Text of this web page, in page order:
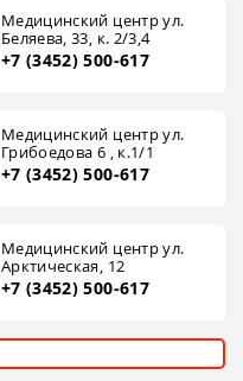
Медицинский центр ул.
Беляева, 33, к. 2/3,4
+7 (3452) 500-617
Медицинский центр ул.
Грибоедова 6 , к.1/1
+7 (3452) 500-617
Медицинский центр ул.
Арктическая, 12
+7 (3452) 500-617